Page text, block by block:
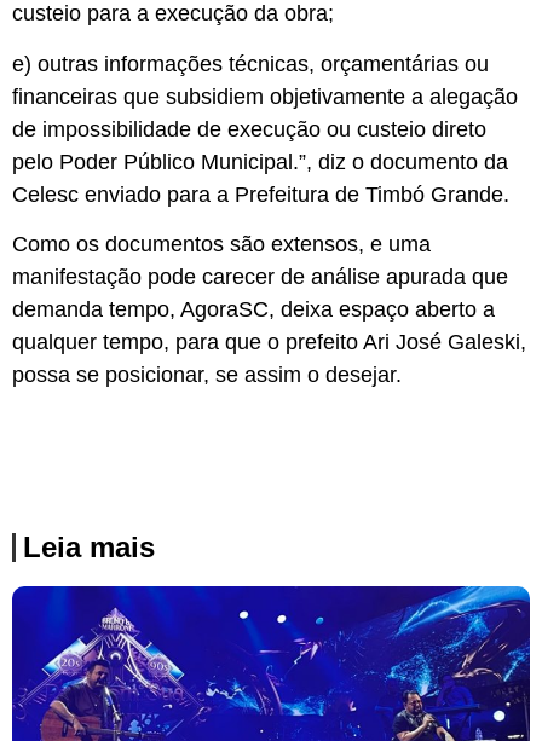
custeio para a execução da obra;
e) outras informações técnicas, orçamentárias ou
financeiras que subsidiem objetivamente a alegação
de impossibilidade de execução ou custeio direto
pelo Poder Público Municipal.”, diz o documento da
Celesc enviado para a Prefeitura de Timbó Grande.
Como os documentos são extensos, e uma
manifestação pode carecer de análise apurada que
demanda tempo, AgoraSC, deixa espaço aberto a
qualquer tempo, para que o prefeito Ari José Galeski,
possa se posicionar, se assim o desejar.
Leia mais